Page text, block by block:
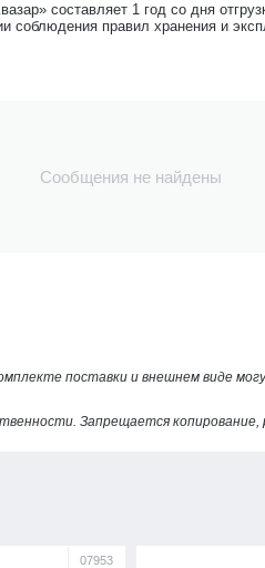
составляет 1 год со дня
соблюдения правил хранения и
Сообщения не найдены
поставки и внешнем виде
Запрещается
07953